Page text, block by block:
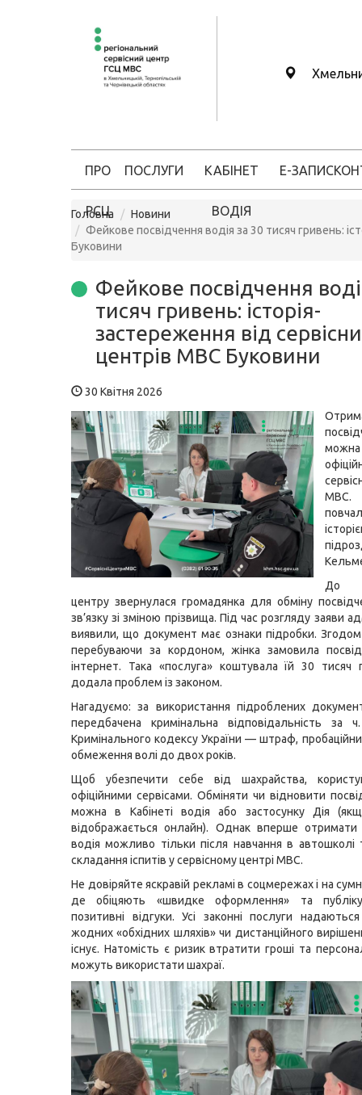
ПРО
РСЦ
ПОСЛУГИ КАБІНЕТ
ВОДІЯ
Е-ЗАПИС
Головна
Новини
Фейкове посвідчення водія за 30 тисяч гривень:
Буковини
Фейкове посвідчення
тисяч гривень: історія-
застереження від
центрів МВС Буковини
30 Квітня 2026
МВС.
До
центру звернулася громадянка для обміну
зв’язку зі зміною прізвища. Під час розгляду заяви
виявили, що документ має ознаки підробки. Згодом
перебуваючи за кордоном, жінка замовила
інтернет. Така «послуга» коштувала їй 30
додала проблем із законом.
Нагадуємо: за використання підроблених
передбачена кримінальна відповідальність
Кримінального кодексу України — штраф,
обмеження волі до двох років.
Щоб убезпечити себе від шахрайства,
офіційними сервісами. Обміняти чи відновити
можна в Кабінеті водія або застосунку Дія
відображається онлайн). Однаквперше отримати
водія можливо тільки після навчання в автошколі
складання іспитів у сервісному центрі МВС.
Не довіряйте яскравій рекламі в соцмережах і на
де обіцяють «швидке оформлення» та
позитивні відгуки. Усі законні послуги
жодних «обхідних шляхів» чи дистанційного
існує. Натомість є ризик втратити гроші та
можуть використати шахраї.